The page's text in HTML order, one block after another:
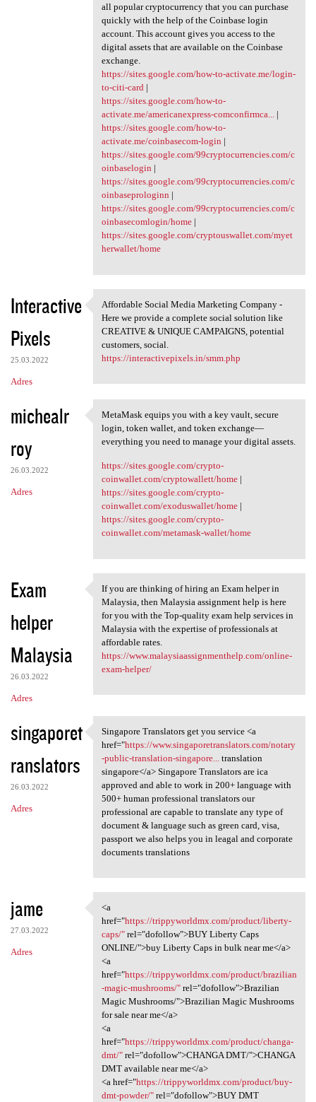
all popular cryptocurrency that you can purchase
quickly with the help of the Coinbase login
account. This account gives you access to the
digital assets that are available on the Coinbase
exchange.
https://sites.google.com/how-to-activate.me/login-
to-citi-card|
https://sites.google.com/how-to-
activate.me/americanexpress-comconfirmca...|
https://sites.google.com/how-to-
activate.me/coinbasecom-login |
https://sites.google.com/99cryptocurrencies.com/c
oinbaselogin |
https://sites.google.com/99cryptocurrencies.com/c
oinbaseprologinn |
https://sites.google.com/99cryptocurrencies.com/c
oinbasecomlogin/home|
https://sites.google.com/cryptouswallet.com/myet
herwallet/home
Interactive
Pixels
25.03.2022
Adres
Affordable Social Media
Affordable Social Media Marketing Company -
Here we provide a complete social solution like
CREATIVE & UNIQUE CAMPAIGNS, potential
customers, social.
https://interactivepixels.in/smm.php
michealr
roy
26.03.2022
Adres
MetaMask equips you with a
MetaMask equips you with a key vault, secure
login, token wallet, and token exchange—
everything you need to manage your digital assets.
https://sites.google.com/crypto-
coinwallet.com/cryptowallett/home|
https://sites.google.com/crypto-
coinwallet.com/exoduswallet/home|
https://sites.google.com/crypto-
coinwallet.com/metamask-wallet/home
Exam
helper
Malaysia
26.03.2022
Adres
If you are thinking of hiring
If you are thinking of hiring an Exam helper in
Malaysia, then Malaysia assignment help is here
for you with the Top-quality exam help services in
Malaysia with the expertise of professionals at
affordable rates.
https://www.malaysiaassignmenthelp.com/online-
exam-helper/
singaporet
ranslators
26.03.2022
Adres
Singapore Translators get you
Singapore Translators get you service <a
href="https://www.singaporetranslators.com/notary
-public-translation-singapore...
translation
singapore</a> Singapore Translators are ica
approved and able to work in 200+ language with
500+ human professional translators our
professional are capable to translate any type of
document & language such as green card, visa,
passport we also helps you in leagal and corporate
documents translations
jame
27.03.2022
Adres
<a href="https:/
<a
href="https://trippyworldmx.com/product/liberty-
caps/"rel="dofollow">BUY Liberty Caps
ONLINE/">buy Liberty Caps in bulk near me</a>
<a
href="https://trippyworldmx.com/product/brazilian
-magic-mushrooms/"rel="dofollow">Brazilian
Magic Mushrooms/">Brazilian Magic Mushrooms
for sale near me</a>
<a
href="https://trippyworldmx.com/product/changa-
dmt/"rel="dofollow">CHANGA DMT/">CHANGA
DMT available near me</a>
<a href="https://trippyworldmx.com/product/buy-
dmt-powder/"rel="dofollow">BUY DMT